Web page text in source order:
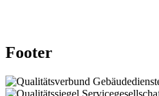
Footer